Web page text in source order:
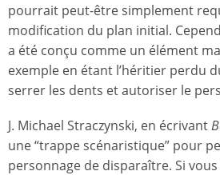
pourrait peut-être simplement
modification du plan initial.
a été conçu comme un élément
exemple en étant l’héritier perdu
serrer les dents et autoriser le
J. Michael Straczynski, en écrivant
une “trappe scénaristique” pour
personnage de disparaître. Si